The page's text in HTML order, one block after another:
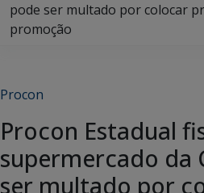
pode ser multado por colocar
promoção
Procon
Procon Estadual
supermercado da
ser multado por